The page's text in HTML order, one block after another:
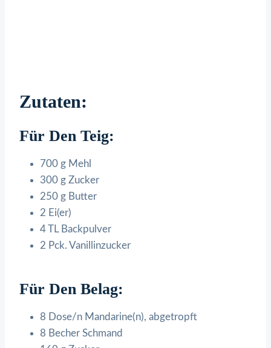
Zutaten:
Für Den Teig:
700 g Mehl
300 g Zucker
250 g Butter
2 Ei(er)
4 TL Backpulver
2 Pck. Vanillinzucker
Für Den Belag:
8 Dose/n Mandarine(n), abgetropft
8 Becher Schmand